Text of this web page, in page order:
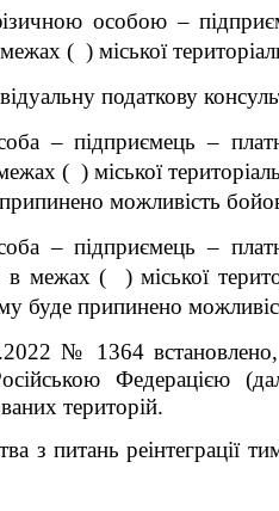
особою –
межах ( ) міської
податкову
– підприємець –
( )міської
можливість
– підприємець –
в межах( )міської
буде припинено
№ 1364
Федерацією
територій.
з питань реінтеграції